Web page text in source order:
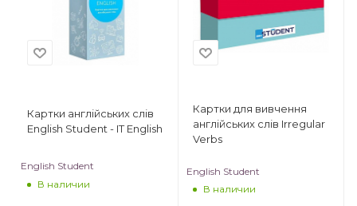
Картки англійських слів
English Student - IT English
English Student
В наличии
Картки для вивчення
англійських слів Irregular
Verbs
English Student
В наличии